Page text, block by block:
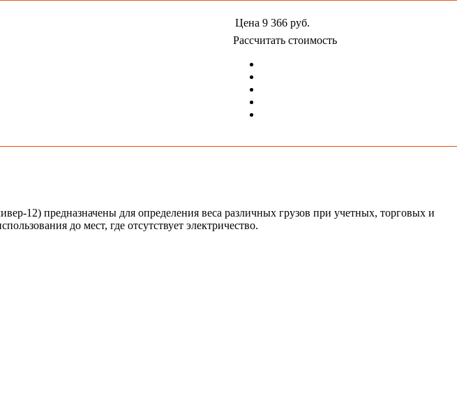
Цена 9 366 руб.
Рассчитать стоимость
предназначены для определения веса различных грузов при учетных, торговых и
до мест, где отсутствует электричество.